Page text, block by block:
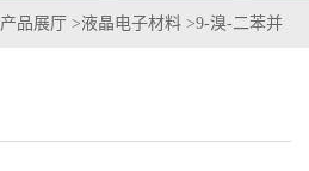
产品展厅 >液晶电子材料 >9-溴-二苯并